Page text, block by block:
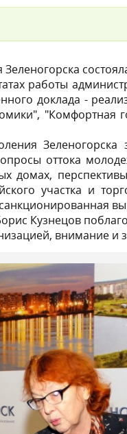
работы
доклада -
"Комфортная
оттока
домах,
участка и
Кузнецов
внимание и